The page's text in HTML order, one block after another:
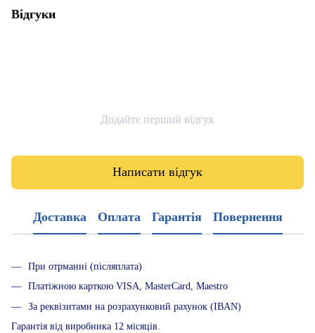
Відгуки
Додайте перший відгук
Написати відгук
Доставка Оплата Гарантія Повернення
При отрманні (післяплата)
Платіжною карткою VISA, MasterCard, Maestro
За реквізитами на розрахунковий рахунок (IBAN)
Гарантія від виробника 12 місяців.